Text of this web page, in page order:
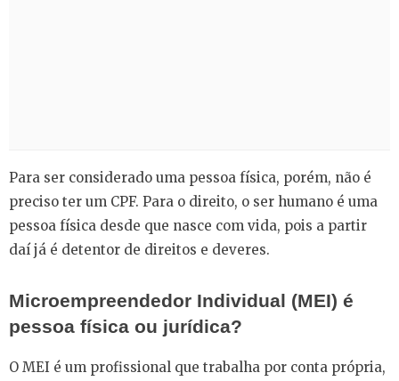
Para ser considerado uma pessoa física, porém, não é
preciso ter um CPF. Para o direito, o ser humano é uma
pessoa física desde que nasce com vida, pois a partir
daí já é detentor de direitos e deveres.
Microempreendedor Individual (MEI) é
pessoa física ou jurídica?
O MEI é um profissional que trabalha por conta própria,